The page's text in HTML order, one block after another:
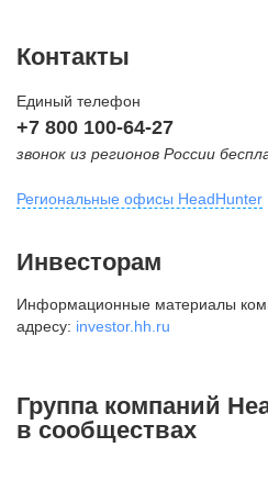
Контакты
Единый телефон
+7 800 100-64-27
звонок из регионов России
Региональные офисы HeadHunter
внутригородская территория
Муниципальный округ Тверской,
2-я Брестская ул., д. 48,
+7 495 980-64-27
Инвесторам
Информационные материалы
адресу: investor.hh.ru
Группа компаний
в сообществах